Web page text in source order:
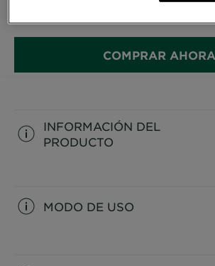
COMPRAR AHORA
INFORMACIÓN DEL
PRODUCTO
MODO DE USO